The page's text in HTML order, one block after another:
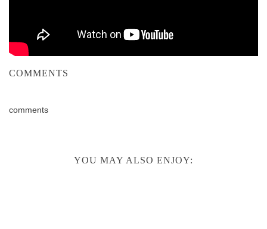
COMMENTS
comments
YOU MAY ALSO ENJOY: